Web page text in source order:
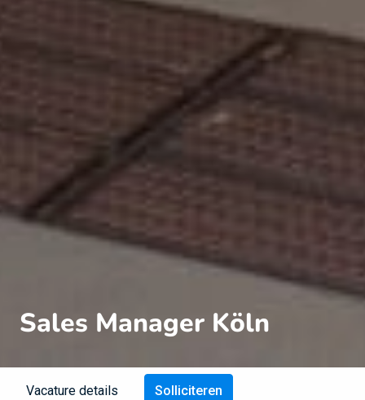
Sales Manager Köln
Vacature details Solliciteren